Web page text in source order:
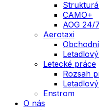
CAMO+
AOG 24/7
Aerotaxi
Letecké práce
Rozsah
Enstrom
O nás